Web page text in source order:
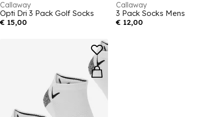
Callaway
Opti Dri 3 Pack Golf Socks
€ 15,00
Callaway
3 Pack Socks Mens
€ 12,00